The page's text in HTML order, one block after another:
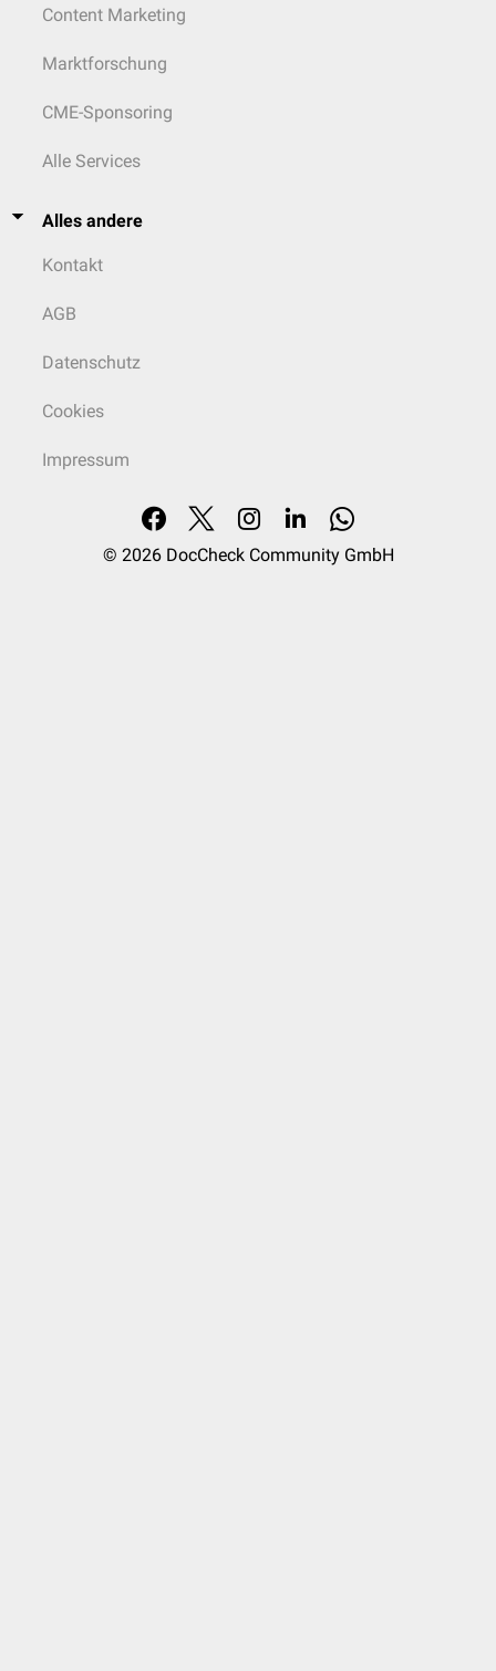
Content Marketing
Marktforschung
CME-Sponsoring
Alle Services
Alles andere
Kontakt
AGB
Datenschutz
Cookies
Impressum
© 2026 DocCheck Community GmbH